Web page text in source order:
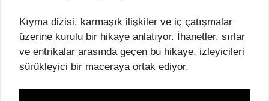
Kıyma dizisi, karmaşık ilişkiler ve iç çatışmalar
üzerine kurulu bir hikaye anlatıyor. İhanetler, sırlar
ve entrikalar arasında geçen bu hikaye, izleyicileri
sürükleyici bir maceraya ortak ediyor.